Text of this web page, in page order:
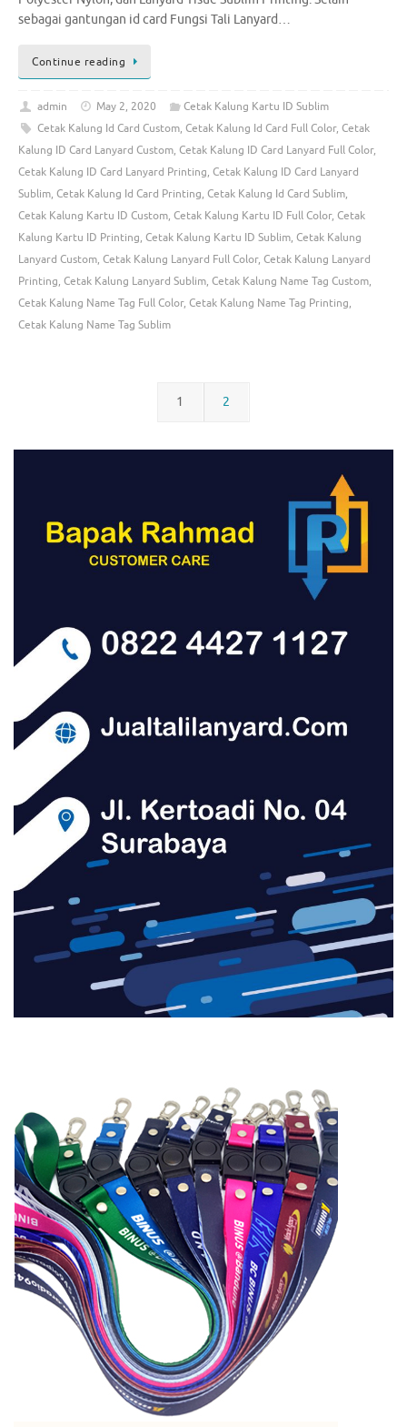
sebagai gantungan id card Fungsi Tali Lanyard…
Continue reading
admin May 2, 2020
Cetak Kalung Kartu ID Sublim
Cetak Kalung Id Card Custom, Cetak Kalung Id Card Full Color, Cetak
Kalung ID Card Lanyard Custom, Cetak Kalung ID Card Lanyard Full Color,
Cetak Kalung ID Card Lanyard Printing, Cetak Kalung ID Card Lanyard
Sublim, Cetak Kalung Id Card Printing, Cetak Kalung Id Card Sublim,
Cetak Kalung Kartu ID Custom, Cetak Kalung Kartu ID Full Color, Cetak
Kalung Kartu ID Printing, Cetak Kalung Kartu ID Sublim, Cetak Kalung
Lanyard Custom, Cetak Kalung Lanyard Full Color, Cetak Kalung Lanyard
Printing, Cetak Kalung Lanyard Sublim, Cetak Kalung Name Tag Custom,
Cetak Kalung Name Tag Full Color, Cetak Kalung Name Tag Printing,
Cetak Kalung Name Tag Sublim
1 2